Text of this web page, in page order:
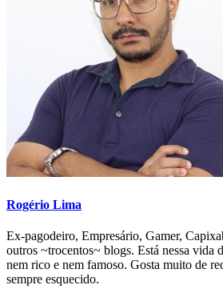
Rogério Lima
Ex-pagodeiro, Empresário, Gamer,
outros ~trocentos~ blogs. Está nessa vida
nem rico e nem famoso. Gosta muito de
sempre esquecido.